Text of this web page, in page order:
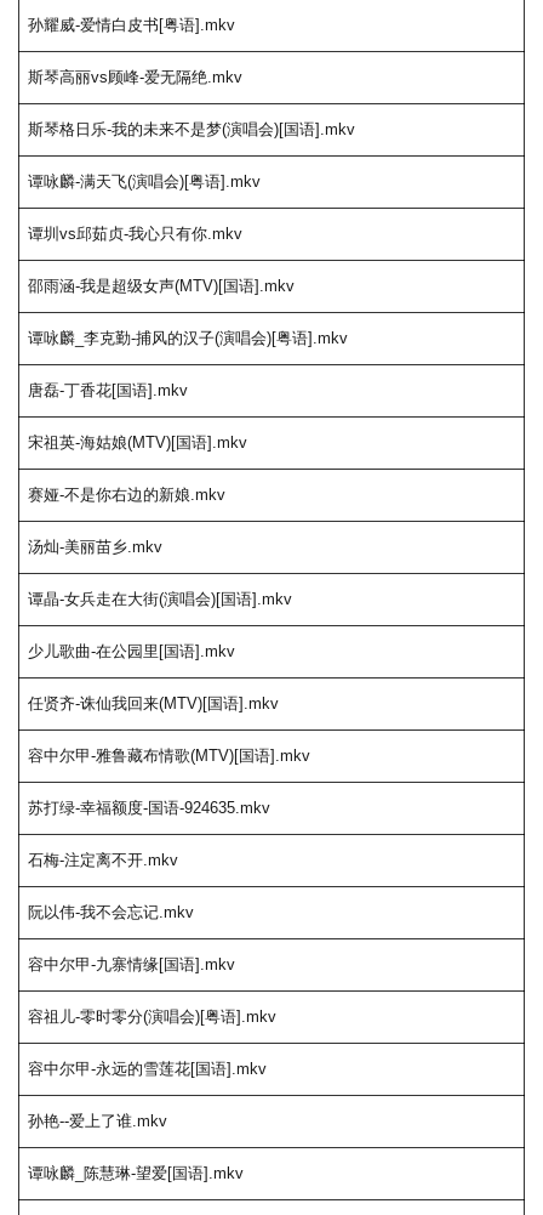
孙耀威-爱情白皮书[粤语].mkv
斯琴高丽vs顾峰-爱无隔绝.mkv
斯琴格日乐-我的未来不是梦(演唱会)[国语].mkv
谭咏麟-满天飞(演唱会)[粤语].mkv
谭圳vs邱茹贞-我心只有你.mkv
邵雨涵-我是超级女声(MTV)[国语].mkv
谭咏麟_李克勤-捕风的汉子(演唱会)[粤语].mkv
唐磊-丁香花[国语].mkv
宋祖英-海姑娘(MTV)[国语].mkv
赛娅-不是你右边的新娘.mkv
汤灿-美丽苗乡.mkv
谭晶-女兵走在大街(演唱会)[国语].mkv
少儿歌曲-在公园里[国语].mkv
任贤齐-诛仙我回来(MTV)[国语].mkv
容中尔甲-雅鲁藏布情歌(MTV)[国语].mkv
苏打绿-幸福额度-国语-924635.mkv
石梅-注定离不开.mkv
阮以伟-我不会忘记.mkv
容中尔甲-九寨情缘[国语].mkv
容祖儿-零时零分(演唱会)[粤语].mkv
容中尔甲-永远的雪莲花[国语].mkv
孙艳--爱上了谁.mkv
谭咏麟_陈慧琳-望爱[国语].mkv